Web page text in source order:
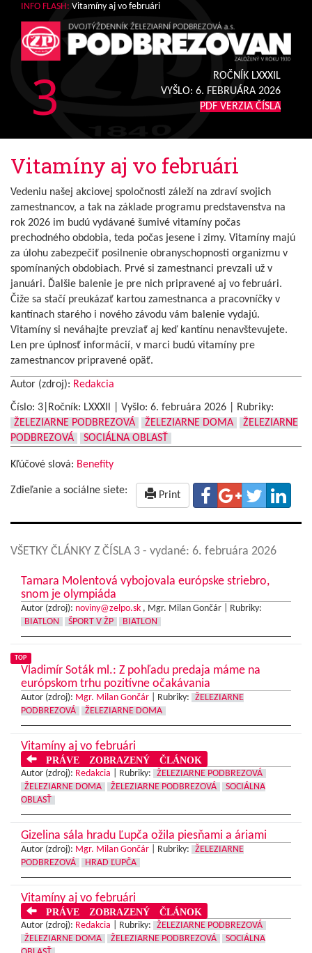
INFO FLASH: Vitamíny aj vo februári
3
ROČNÍK LXXXIL
VYŠLO: 6. FEBRUÁRA 2026
PDF VERZIA ČÍSLA
Vitamíny aj vo februári
Vedeniu našej akciovej spoločnosti záleží na zdraví svojich
zamestnancov, a tak na základe programu predstavenstva na
rok 2026 im budú vydávané šumivé vitamíny počas
prechodného obdobia, teda počas jesene i zimy. Vitamíny majú
za úlohu zabezpečiť posilnenie obranyschopnosti organizmu v
spomínaných obdobiach. Prvé si zamestnanci prevzali už v
januári. Ďalšie balenie je pre nich pripravené aj vo februári.
Čiže sa stačí preukázať kartou zamestnanca a pracovníčky v
kantínach starého i nového závodu vám balenie vydajú.
Vitamíny si neváhajte prevziať aj keď kantínu nenavštevujete.
Len pre úplnosť informácií, v marci budú vitamíny pre
zamestnancov pripravené opäť.
Autor (zdroj): Redakcia
Číslo: 3|Ročník: LXXXIl | Vyšlo: 6. februára 2026
Rubriky:
ŽELEZIARNE PODBREZOVÁ
ŽELEZIARNE DOMA
ŽELEZIARNE
PODBREZOVÁ
SOCIÁLNA OBLASŤ
Kľúčové slová: Benefity
Zdieľanie a sociálne siete: Print
VŠETKY ČLÁNKY Z ČÍSLA 3 - vydané: 6. februára 2026
Tamara Molentová vybojovala európske striebro,
snom je olympiáda
Autor (zdroj): noviny@zelpo.sk , Mgr. Milan Gončár |
Rubriky:
BIATLON
ŠPORT V ŽP BIATLON
TOP
Vladimír Soták ml.: Z pohľadu predaja máme na
európskom trhu pozitívne očakávania
Autor (zdroj): Mgr. Milan Gončár Rubriky:
ŽELEZIARNE
PODBREZOVÁ
ŽELEZIARNE DOMA
Vitamíny aj vo februári
PRÁVE ZOBRAZENÝ ČLÁNOK
Autor (zdroj): Redakcia Rubriky:
ŽELEZIARNE PODBREZOVÁ
ŽELEZIARNE DOMA
ŽELEZIARNE PODBREZOVÁ
SOCIÁLNA
OBLASŤ
Gizelina sála hradu Ľupča ožila piesňami a áriami
Autor (zdroj): Mgr. Milan Gončár Rubriky:
ŽELEZIARNE
PODBREZOVÁ
HRAD ĽUPČA
Vitamíny aj vo februári
PRÁVE ZOBRAZENÝ ČLÁNOK
Autor (zdroj): Redakcia Rubriky:
ŽELEZIARNE PODBREZOVÁ
ŽELEZIARNE DOMA
ŽELEZIARNE PODBREZOVÁ
SOCIÁLNA